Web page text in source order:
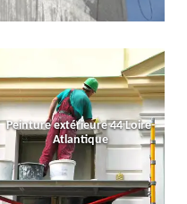
Peinture extérieure 44 Loire-
Atlantique